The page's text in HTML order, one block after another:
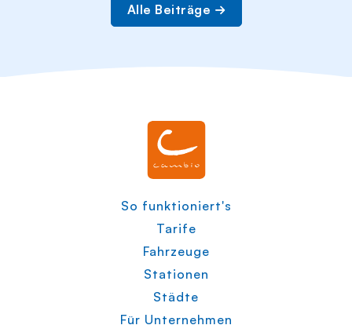
Alle Beiträge
So funktioniert's
Tarife
Fahrzeuge
Stationen
Städte
Für Unternehmen